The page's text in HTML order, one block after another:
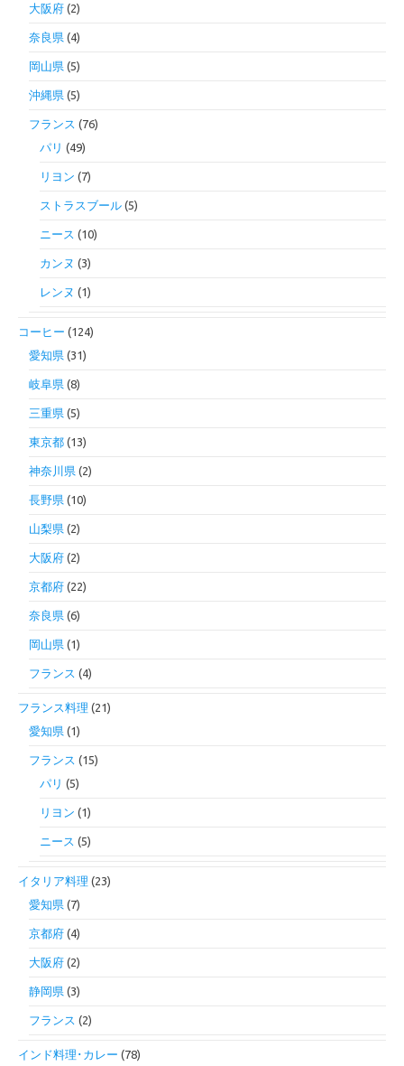
大阪府 (2)
奈良県 (4)
岡山県 (5)
沖縄県 (5)
フランス (76)
パリ (49)
リヨン (7)
ストラスブール (5)
ニース (10)
カンヌ (3)
レンヌ (1)
コーヒー (124)
愛知県 (31)
岐阜県 (8)
三重県 (5)
東京都 (13)
神奈川県 (2)
長野県 (10)
山梨県 (2)
大阪府 (2)
京都府 (22)
奈良県 (6)
岡山県 (1)
フランス (4)
フランス料理 (21)
愛知県 (1)
フランス (15)
パリ (5)
リヨン (1)
ニース (5)
イタリア料理 (23)
愛知県 (7)
京都府 (4)
大阪府 (2)
静岡県 (3)
フランス (2)
インド料理･カレー (78)